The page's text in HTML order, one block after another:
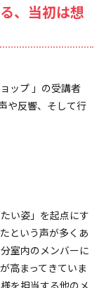
、当初は想
ップ 」の受講者
や反響、そして行
い姿」を起点にす
という声が多くあ
室内のメンバーに
高まってきていま
を担当する他のメ